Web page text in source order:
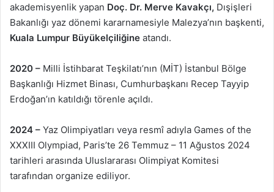
akademisyenlik yapan Doç. Dr. Merve Kavakçı, Dışişleri
Bakanlığı yaz dönemi kararnamesiyle Malezya’nın başkenti,
Kuala Lumpur Büyükelçiliğine atandı.
2020 – Milli İstihbarat Teşkilatı’nın (MİT) İstanbul Bölge
Başkanlığı Hizmet Binası, Cumhurbaşkanı Recep Tayyip
Erdoğan’ın katıldığı törenle açıldı.
2024 – Yaz Olimpiyatları veya resmî adıyla Games of the
XXXIII Olympiad, Paris’te 26 Temmuz – 11 Ağustos 2024
tarihleri arasında Uluslararası Olimpiyat Komitesi
tarafından organize ediliyor.